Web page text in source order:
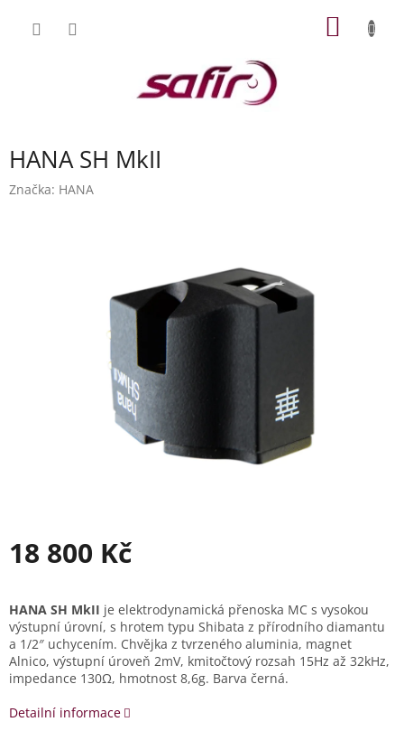
HANA SH MkII
Značka: HANA
18 800 Kč
HANA SH MkII je elektrodynamická přenoska MC s vysokou
výstupní úrovní, s hrotem typu Shibata z přírodního diamantu
a 1/2″ uchycením. Chvějka z tvrzeného aluminia, magnet
Alnico, výstupní úroveň 2mV, kmitočtový rozsah 15Hz až 32kHz,
impedance 130Ω, hmotnost 8,6g. Barva černá.
Detailní informace